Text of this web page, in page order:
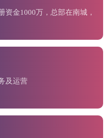
资金1000万，总部在南城，
及运营